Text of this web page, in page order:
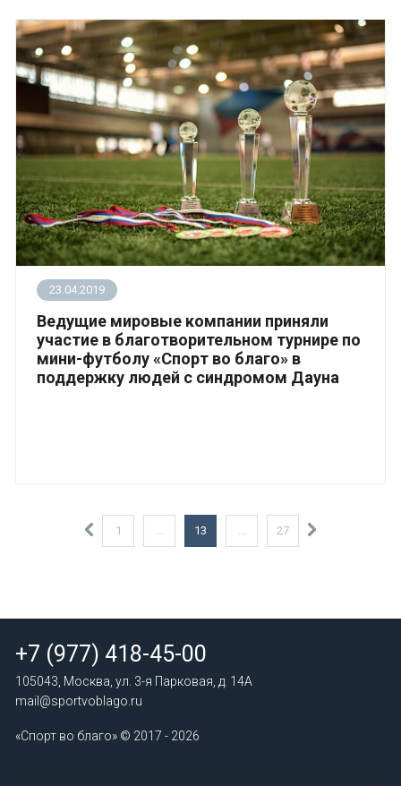
23.04.2019
Ведущие мировые компании приняли
участие в благотворительном турнире по
мини-футболу «Спорт во благо» в
поддержку людей с синдромом Дауна
1 13 27
+7 (977) 418-45-00
105043, Москва, ул. 3-я Парковая, д. 14А
mail@sportvoblago.ru
«Спорт во благо» © 2017 - 2026